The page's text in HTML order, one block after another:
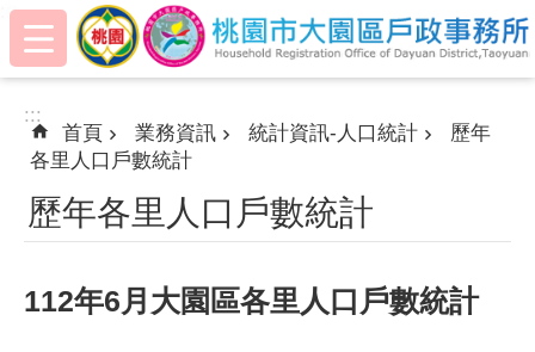
跳到主要內容區塊
:::
:::
首頁 業務資訊 統計資訊-人口統計
歷年
各里人口戶數統計
歷年各里人口戶數統計
112年6月大園區各里人口戶數統計